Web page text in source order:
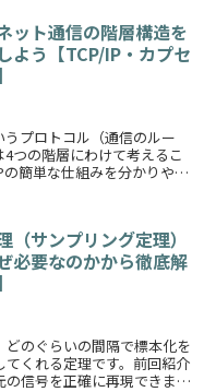
ット通信の階層構造を
よう【TCP/IP・カプセ
プロトコル（通信のルー
つの階層にわけて考えるこ
簡単な仕組みを分かりやす
（サンプリング定理）
必要なのかから徹底解
のぐらいの間隔で標本化を
くれる定理です。前回紹介
信号を正確に再現できます